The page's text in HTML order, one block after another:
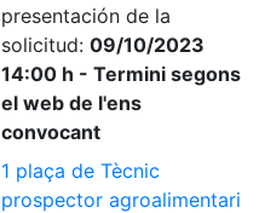
presentación de la
solicitud: 09/10/2023
14:00 h - Termini segons
el web de l'ens
convocant
1 plaça de Tècnic
prospector agroalimentari